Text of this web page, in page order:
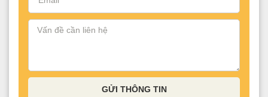
GỬI THÔNG TIN